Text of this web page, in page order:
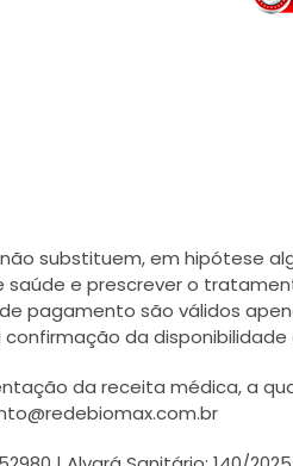
substituem, em hipótese
e prescrever o
pagamento são válidos
da
da receita médica, a